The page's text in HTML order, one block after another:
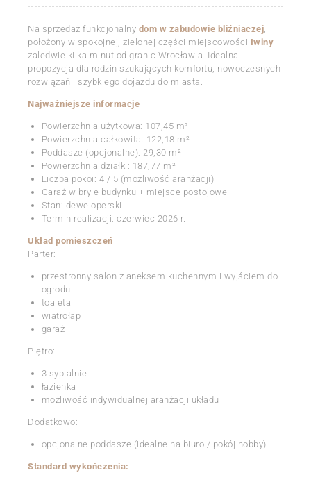
Na sprzedaż funkcjonalny dom w zabudowie bliźniaczej
położony w spokojnej, zielonej części miejscowości Iwiny –
zaledwie kilka minut od granic Wrocławia. Idealna
propozycja dla rodzin szukających komfortu, nowoczesnych
rozwiązań i szybkiego dojazdu do miasta.
Najważniejsze informacje
Powierzchnia użytkowa: 107,45 m²
Powierzchnia całkowita: 122,18 m²
Poddasze (opcjonalne): 29,30 m²
Powierzchnia działki: 187,77 m²
Liczba pokoi: 4 / 5 (możliwość aranżacji)
Garaż w bryle budynku + miejsce postojowe
Stan: deweloperski
Termin realizacji: czerwiec 2026 r.
Układ pomieszczeń
Parter:
przestronny salon z aneksem kuchennym i wyjściem do
ogrodu
toaleta
wiatrołap
garaż
Piętro:
3 sypialnie
łazienka
możliwość indywidualnej aranżacji układu
Dodatkowo:
opcjonalne poddasze (idealne na biuro / pokój hobby)
Standard wykończenia: